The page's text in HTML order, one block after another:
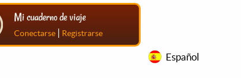
Mi cuaderno de viaje
Conectarse | Registrarse
Español